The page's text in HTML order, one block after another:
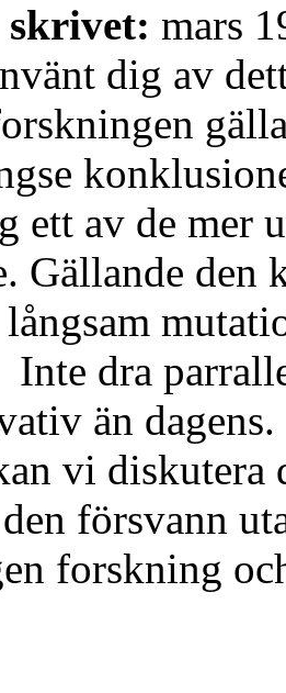
skrivet: mars
dig av
ett av de mer
Gällande
Inte dra
än
vi
försvann
forskning